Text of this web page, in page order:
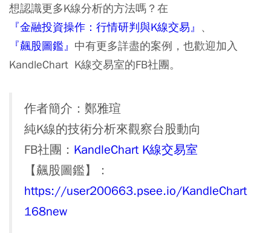
想認識更多K線分析的方法嗎？在
『金融投資操作：行情研判與K線交易』 、
『飆股圖鑑』 中有更多詳盡的案例，也歡迎加入
KandleChart K線交易室的FB社團。
作者簡介：鄭雅瑄
純K線的技術分析來觀察台股動向
FB社團： KandleChart K線交易室
【飆股圖鑑】：
https://user200663.psee.io/KandleChart
168new